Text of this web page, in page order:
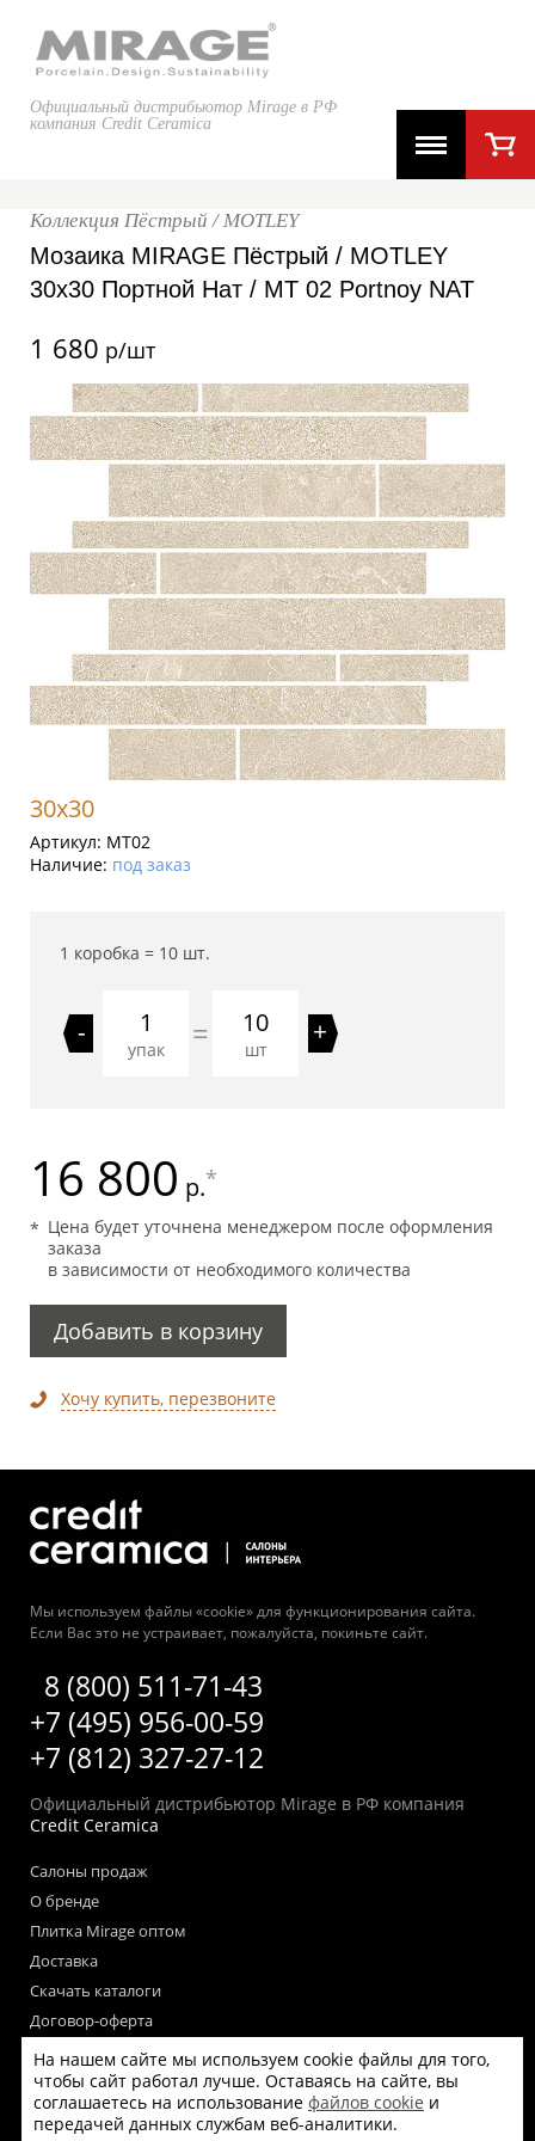
Официальный дистрибьютор Mirage в РФ
компания Credit Ceramica
Коллекция Пёстрый / MOTLEY
Мозаика MIRAGE Пёстрый / MOTLEY
30x30 Портной Нат / MT 02 Portnoy NAT
1 680 р/шт
30x30
Артикул: MT02
Наличие: под заказ
1 коробка = 10 шт.
-
упак = 10
шт
+
16 800 р.*
Цена будет уточнена менеджером после оформления
заказа
в зависимости от необходимого количества
Добавить в корзину
Хочу купить, перезвоните
Мы используем файлы «cookie» для функционирования сайта.
Если Вас это не устраивает, пожалуйста, покиньте сайт.
8 (800) 511-71-43
+7 (495) 956-00-59
+7 (812) 327-27-12
Официальный дистрибьютор Mirage в РФ компания
Credit Ceramica
Салоны продаж
О бренде
Плитка Mirage оптом
Доставка
Скачать каталоги
Договор-оферта
Пользовательское соглашение
Согласие на обработку персональных данных
Согласие на получение рекламных материалов
На нашем сайте мы используем cookie файлы для того,
чтобы сайт работал лучше. Оставаясь на сайте, вы
соглашаетесь на использование файлов cookie и
передачей данных службам веб-аналитики.